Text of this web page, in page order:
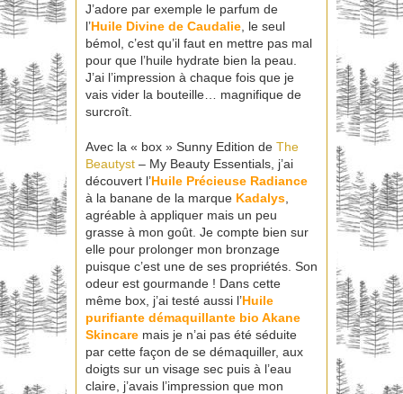
J’adore par exemple le parfum de
l’Huile Divine de Caudalie , le seul
bémol, c’est qu’il faut en mettre pas mal
pour que l’huile hydrate bien la peau.
J’ai l’impression à chaque fois que je
vais vider la bouteille… magnifique de
surcroît.
Avec la « box » Sunny Edition de The
Beautyst – My Beauty Essentials, j’ai
découvert l’Huile Précieuse Radiance
à la banane de la marque Kadalys
agréable à appliquer mais un peu
grasse à mon goût. Je compte bien sur
elle pour prolonger mon bronzage
puisque c’est une de ses propriétés. Son
odeur est gourmande ! Dans cette
même box, j’ai testé aussi l’Huile
purifiante démaquillante bio Akane
Skincare mais je n’ai pas été séduite
par cette façon de se démaquiller, aux
doigts sur un visage sec puis à l’eau
claire, j’avais l’impression que mon